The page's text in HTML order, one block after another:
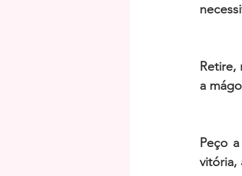
Retire,
a
Peço
vitória,